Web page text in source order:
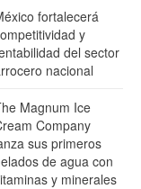
fortalecerá
y
del sector
nacional
Magnum Ice
Company
sus primeros
de agua con
y minerales